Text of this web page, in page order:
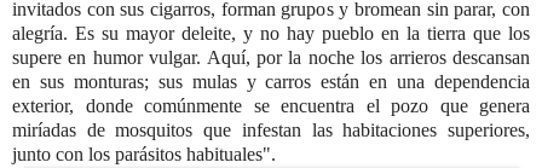
invitados con sus cigarros, forman grupos y bromean sin parar, con
alegría. Es su mayor deleite, y no hay pueblo en la tierra que los
supere en humor vulgar. Aquí, por la noche los arrieros descansan
en sus monturas; sus mulas y carros están en una dependencia
exterior, donde comúnmente se encuentra el pozo que genera
miríadas de mosquitos que infestan las habitaciones superiores,
junto con los parásitos habituales".